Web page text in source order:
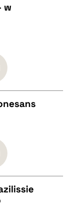
w